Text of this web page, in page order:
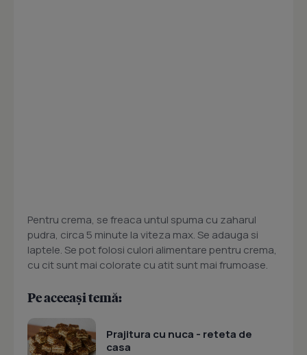
Pentru crema, se freaca untul spuma cu zaharul
pudra, circa 5 minute la viteza max. Se adauga si
laptele. Se pot folosi culori alimentare pentru crema,
cu cit sunt mai colorate cu atit sunt mai frumoase.
Pe aceeași temă:
Prajitura cu nuca - reteta de
casa